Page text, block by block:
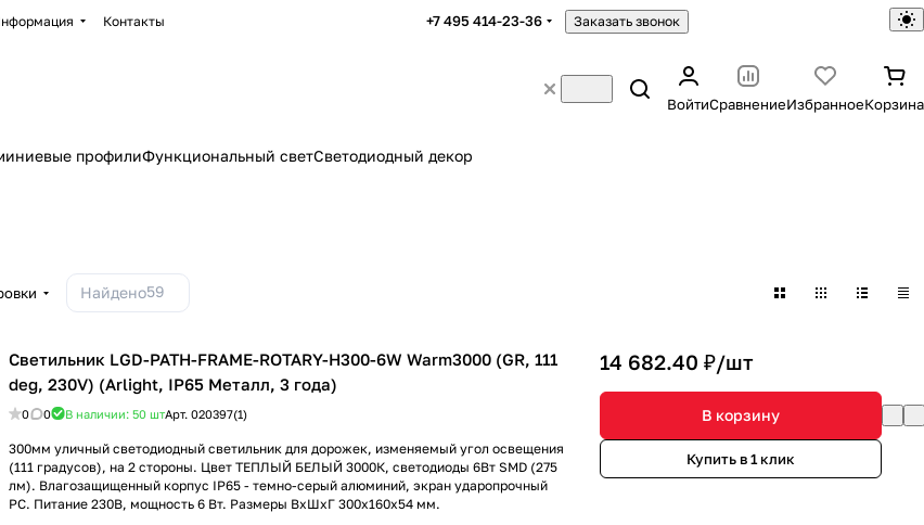
Контакты +7 495 414-23-36 Заказать звонок
ВойтиСравнениеИзбранноеКорзина
профилиФункциональный светСветодиодный декор
Найдено59
Светильник LGD-PATH-FRAME-ROTARY-H300-6W Warm3000 (GR, 111
deg, 230V) (Arlight, IP65 Металл, 3 года)
0 0 В наличии: 50 штАрт. 020397(1)
300мм уличный светодиодный светильник для дорожек, изменяемый угол освещения
(111 градусов), на 2 стороны. Цвет ТЕПЛЫЙ БЕЛЫЙ 3000К, светодиоды 6Вт SMD (275
лм). Влагозащищенный корпус IP65 - темно-серый алюминий, экран ударопрочный
PC. Питание 230В, мощность 6 Вт. Размеры ВхШхГ 300х160х54 мм.
14 682.40 ₽/шт
В корзину
Купить в 1 клик